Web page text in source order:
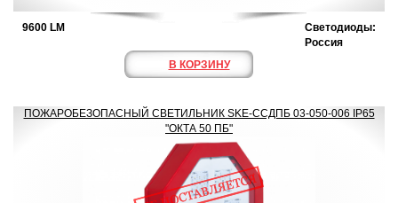
9600 LM
Светодиоды:
Россия
В КОРЗИНУ
ПОЖАРОБЕЗОПАСНЫЙ СВЕТИЛЬНИК SKE-ССДПБ 03-050-006 IP65
"ОКТА 50 ПБ"